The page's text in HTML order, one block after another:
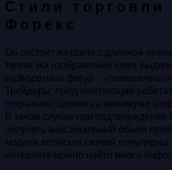
Стили торговли
Форекс
Он состоит из свечи с длинной
телом. На изображении ниже
разворотных фигур –
Трейдеры, предпочитающие
открывают сделки на минимуме
В таком случае при
получить максимальный объем
модели японских свечей популярны
интернете можно найти много